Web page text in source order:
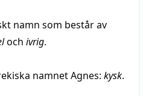
namn som består av
och ivrig.
namnet Agnes: kysk.